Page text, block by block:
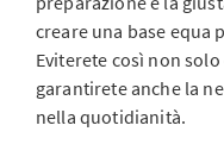
creare una base equa
Eviterete così non
garantirete anche la
nella quotidianità.